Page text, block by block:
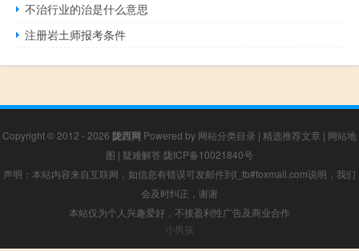
不治行业的治是什么意思
注册岩土师报考条件
Copyright © 2012 - 2026 陇西网 Powered by 网站分类目录 | 精选推荐文章 | 网站地
图 | 疑难解答 陇ICP备10021840号
声明：本站内容来自互联网，如信息有错误可发邮件到f_fb#foxmail.com说明，我们
会及时纠正，谢谢
本站仅为个人兴趣爱好，不接盈利性广告及商业合作
小男孩